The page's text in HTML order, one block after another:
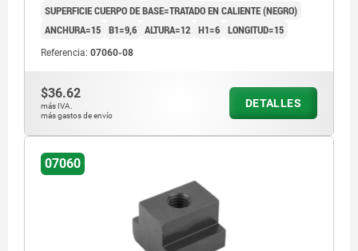
SUPERFICIE CUERPO DE BASE=TRATADO EN CALIENTE (NEGRO)
ANCHURA=15 B1=9,6 ALTURA=12 H1=6 LONGITUD=15
Referencia: 07060-08
$36.62
más IVA.
más gastos de envío
DETALLES
07060